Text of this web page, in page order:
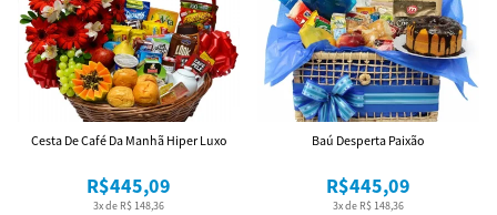
3x de R$ 148,36
R$445,09
Cesta De Café Da Manhã Hiper Luxo
3x de R$ 148,36
R$445,09
Baú Desperta Paixão